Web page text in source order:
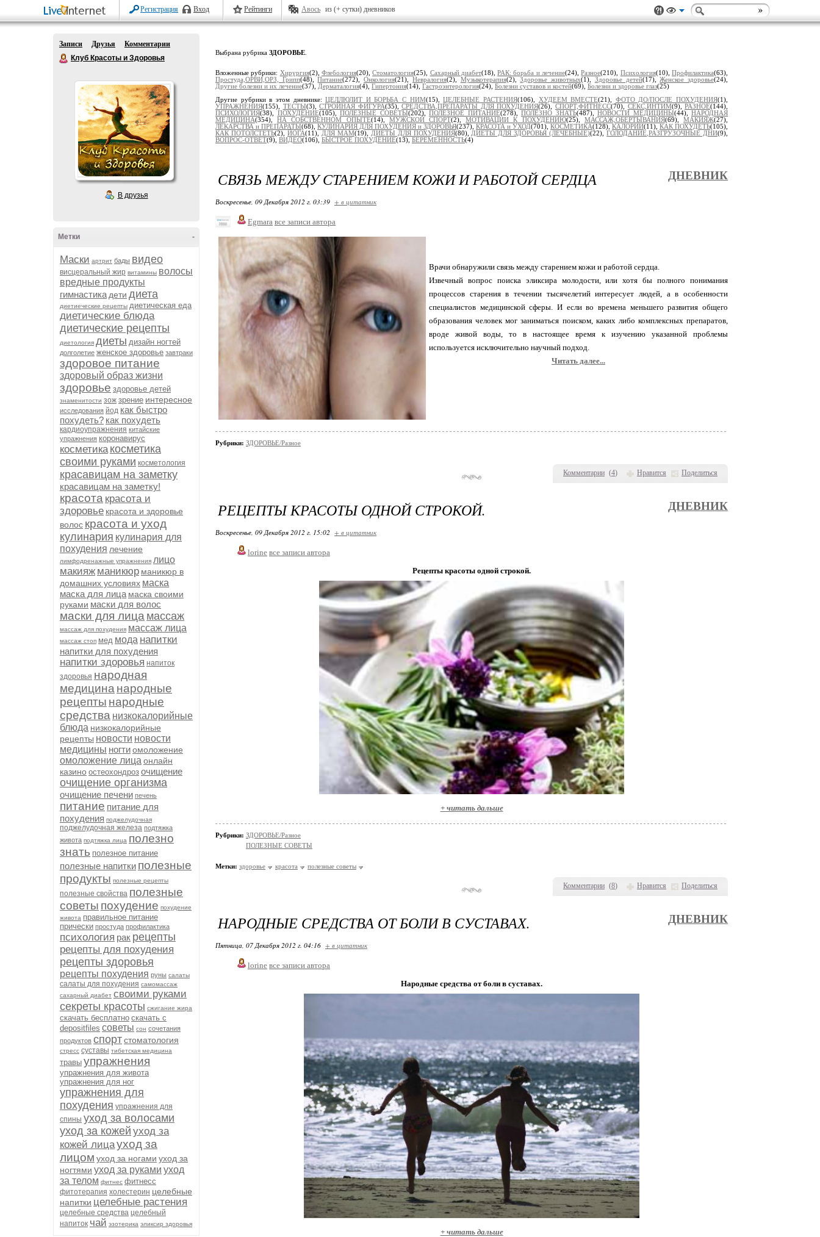
Регистрация Вход Рейтинги Авось из (+ сутки) дневников
Записи Друзья
Комментарии
Клуб Красоты и Здоровья
В друзья
-
Метки
Маски артрит бады видео
висцеральный жир витамины волосы
вредные продукты
гимнастика дети диета
диетиеческие рецепты диетическая еда
диетические блюда
диетические рецепты
диетология диеты дизайн ногтей
долголетие женское здоровье завтраки
здоровое питание
здоровый образ жизни
здоровье здоровье детей
знаменитости зож зрение интересное
исследования йод как быстро
похудеть? как похудеть
кардиоупражнения китайские
упражнения коронавирус
косметика косметика
своими руками косметология
красавицам на заметку
красавицам на заметку!
красота красота и
здоровье красота и здоровье
волос красота и уход
кулинария кулинария для
похудения лечение
лимфодренажные упражнения лицо
макияж маникюр маникюр в
домашних условиях маска
маска для лица маска своими
руками маски для волос
маски для лица массаж
массаж для похудения массаж лица
массаж стоп мед мода напитки
напитки для похудения
напитки здоровья напиток
здоровья народная
медицина народные
рецепты народные
средства низкокалорийные
блюда низкокалорийные
рецепты новости новости
медицины ногтиомоложение
омоложение лица онлайн
казино остеохондроз очищение
очищение организма
очищение печени печень
питание питание для
похудения поджелудочная
поджелудочная железа подтяжка
живота подтяжка лица полезно
знать полезное питание
полезные напитки полезные
продукты полезные рецепты
полезные свойства полезные
советы похудение похудение
живота правильное питание
прически простуда профилактика
психология рак рецепты
рецепты для похудения
рецепты здоровья
рецепты похудения руны салаты
салаты для похудения самомассаж
сахарный диабет своими руками
секреты красоты сжигание жира
скачать бесплатно скачать с
depositfiles советы сон сочетания
продуктов спортстоматология
стресс суставы тибетская медицина
травы упражнения
упражнения для живота
упражнения для ног
упражнения для
похудения упражнения для
спины уход за волосами
уход за кожей уход за
кожей лицауход за
лицом уход за ногами уход за
ногтями уход за руками уход
за телом фитнес фитнесс
фитотерапия холестерин целебные
напитки целебные растения
целебные средства целебный
напиток чай эзотерика эликсир здоровья
Выбрана рубрика ЗДОРОВЬЕ
Вложенные рубрики: Хирургия(2), Флебология(20),Стоматология(25), Сахарный диабет(18),РАК: борьба и лечение(24),Разное(210), Психология(10),Профилактика(63),
Простуда,ОРВИ,ОРЗ, Грипп(48),Питание(272),Онкология(21), Невралогия(2), Музыкотерапия(2),Здоровье животных(1), Здоровье детей(17),Женское здоровье(24),
Другие болезни и их лечение(37), Дерматалогия(4), Гипертония(14), Гастроэнтерология(24), Болезни суставов и костей(69), Болезни и здоровье глаз(25)
Другие рубрики в этом дневнике:ЦЕЛЛЮЛИТ И БОРЬБА С НИМ(15),ЦЕЛЕБНЫЕ РАСТЕНИЯ(106), ХУДЕЕМ ВМЕСТЕ(21), ФОТО ДО/ПОСЛЕ ПОХУДЕНИЯ(1),
УПРАЖНЕНИЯ(155), ТЕСТЫ(3),СТРОЙНАЯ ФИГУРА(35),СРЕДСТВА,ПРЕПАРАТЫ ДЛЯ ПОХУДЕНИЯ(26), СПОРТ,ФИТНЕСС(70), СЕКС,ИНТИМ(9),РАЗНОЕ(144),
ПСИХОЛОГИЯ(38), ПОХУДЕНИЕ(105), ПОЛЕЗНЫЕ СОВЕТЫ(202), ПОЛЕЗНОЕ ПИТАНИЕ(278), ПОЛЕЗНО ЗНАТЬ(487), НОВОСТИ МЕДИЦИНЫ(44), НАРОДНАЯ
МЕДИЦИНА(354),НА СОБСТВЕННОМ ОПЫТЕ(14), МУЖСКОЙ СПОРТ(2),МОТИВАЦИИ К ПОХУДЕНИЮ(25), МАССАЖ,ОБЕРТЫВАНИЯ(69),МАКИЯЖ(27),
ЛЕКАРСТВА и ПРЕПАРАТЫ(68), КУЛИНАРИЯ ДЛЯ ПОХУДЕНИЯ и ЗДОРОВЬЯ(237), КРАСОТА и УХОД(701), КОСМЕТИКА(128), КАЛОРИИ(11), КАК ПОХУДЕТЬ(105),
КАК ПОТОЛСТЕТЬ(2), ЙОГА(11), ДЛЯ МАМ(19), ДИЕТЫ ДЛЯ ПОХУДЕНИЯ(80), ДИЕТЫ ДЛЯ ЗДОРОВЬЯ (ЛЕЧЕБНЫЕ)(22),ГОЛОДАНИЕ,РАЗГРУЗОЧНЫЕ ДНИ(9),
ВОПРОС-ОТВЕТ(9), ВИДЕО(106), БЫСТРОЕ ПОХУДЕНИЕ(13), БЕРЕМЕННОСТЬ(4)
Комментарии (4) Нравится Поделиться
СВЯЗЬ МЕЖДУ СТАРЕНИЕМ КОЖИ И РАБОТОЙ СЕРДЦА ДНЕВНИК
Воскресенье, 09 Декабря 2012 г. 03:39 + в цитатник
Egmara все записи автора
Врачи обнаружили связь между старением кожи и работой сердца.
Извечный вопрос поиска эликсира молодости, или хотя бы полного понимания
процессов старения в течении тысячелетий интересует людей, а в особенности
специалистов медицинской сферы. И если во времена меньшего развития общего
образования человек мог заниматься поиском, каких либо комплексных препаратов,
вроде живой воды, то в настоящее время к изучению указанной проблемы
используется исключительно научный подход.
Читать далее...
Рубрики: ЗДОРОВЬЕ/Разное
Комментарии (8) Нравится Поделиться
РЕЦЕПТЫ КРАСОТЫ ОДНОЙ СТРОКОЙ. ДНЕВНИК
Воскресенье, 09 Декабря 2012 г. 15:02 + в цитатник
lorine все записи автора
Рецепты красоты одной строкой.
+ читать дальше
Рубрики: ЗДОРОВЬЕ/Разное
ПОЛЕЗНЫЕ СОВЕТЫ
Метки: здоровье красота полезные советы
НАРОДНЫЕ СРЕДСТВА ОТ БОЛИ В СУСТАВАХ. ДНЕВНИК
Пятница, 07 Декабря 2012 г. 04:16 + в цитатник
lorine все записи автора
Народные средства от боли в суставах.
+ читать дальше